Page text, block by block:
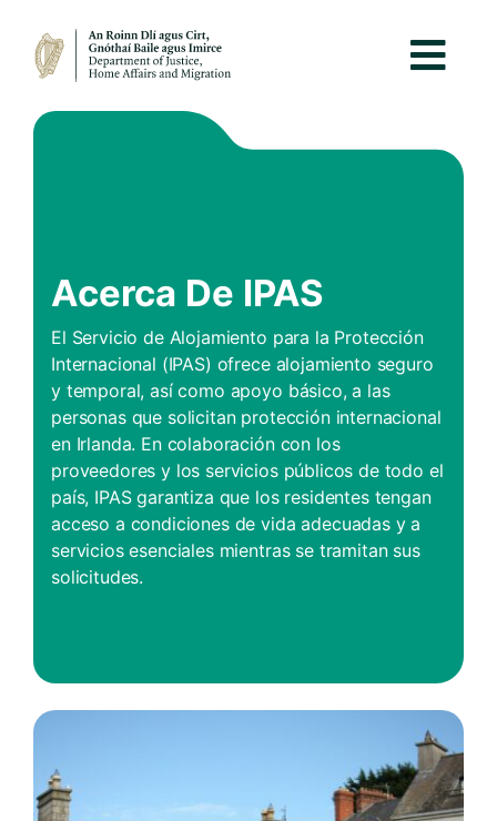
Acerca De IPAS
El Servicio de Alojamiento para la Protección
Internacional (IPAS) ofrece alojamiento seguro
y temporal, así como apoyo básico, a las
personas que solicitan protección internacional
en Irlanda. En colaboración con los
proveedores y los servicios públicos de todo el
país, IPAS garantiza que los residentes tengan
acceso a condiciones de vida adecuadas y a
servicios esenciales mientras se tramitan sus
solicitudes.